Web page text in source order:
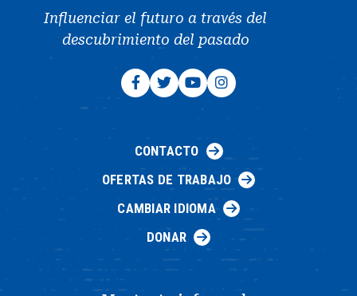
Influenciar el futuro a través del
descubrimiento del pasado
CONTACTO
OFERTAS DE TRABAJO
CAMBIAR IDIOMA
DONAR